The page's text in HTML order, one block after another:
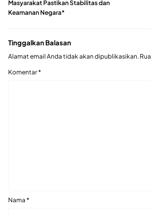
Masyarakat Pastikan Stabilitas dan
Keamanan Negara*
Tinggalkan Balasan
Alamat email Anda tidak akan dipublikasikan.
Komentar*
Nama *